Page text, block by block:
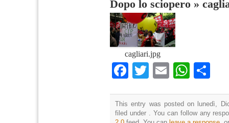
Dopo lo sciopero »
cagliari.jpg
Facebook
TwitterEmail
This entry was posted on lunedì,
filed under . You can follow any